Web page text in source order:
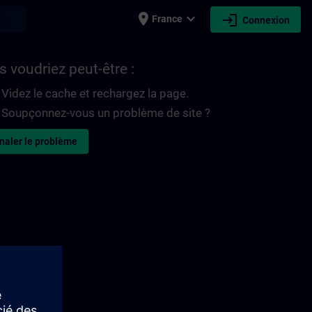
place France expand_more login Connexion
voudriez peut-être :
Videz le cache et rechargez la page.
Soupçonnez-vous un problème de site ?
le problème